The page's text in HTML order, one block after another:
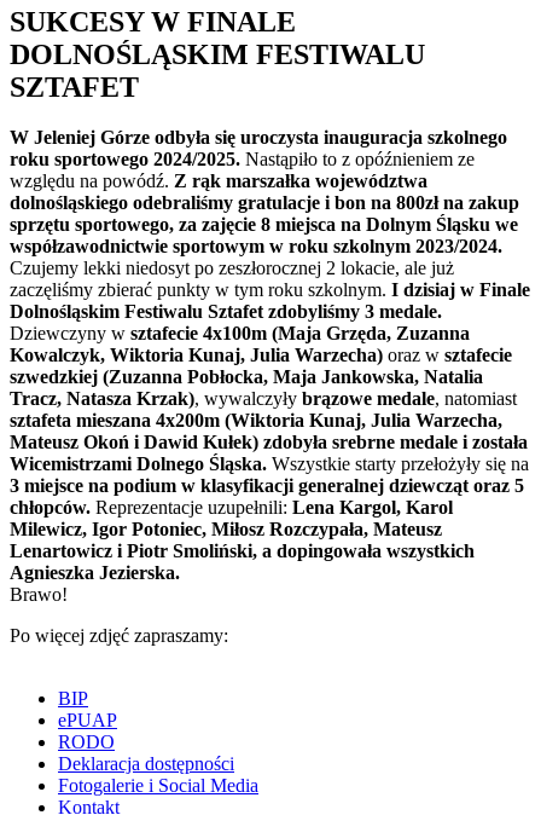
SUKCESY W FINALE
DOLNOŚLĄSKIM FESTIWALU
SZTAFET
W Jeleniej Górze odbyła się uroczysta inauguracja szkolnego
roku sportowego 2024/2025. Nastąpiło to z opóźnieniem ze
względu na powódź. Z rąk marszałka województwa
dolnośląskiego odebraliśmy gratulacje i bon na 800zł na zakup
sprzętu sportowego, za zajęcie 8 miejsca na Dolnym Śląsku we
współzawodnictwie sportowym w roku szkolnym 2023/2024.
Czujemy lekki niedosyt po zeszłorocznej 2 lokacie, ale już
zaczęliśmy zbierać punkty w tym roku szkolnym. I dzisiaj w Finale
Dolnośląskim Festiwalu Sztafet zdobyliśmy 3 medale.
Dziewczyny w sztafecie 4x100m (Maja Grzęda, Zuzanna
Kowalczyk, Wiktoria Kunaj, Julia Warzecha) oraz w sztafecie
szwedzkiej (Zuzanna Pobłocka, Maja Jankowska, Natalia
Tracz, Natasza Krzak), wywalczyły brązowe medale, natomiast
sztafeta mieszana 4x200m (Wiktoria Kunaj, Julia Warzecha,
Mateusz Okoń i Dawid Kułek) zdobyła srebrne medale i została
Wicemistrzami Dolnego Śląska. Wszystkie starty przełożyły się na
3 miejsce na podium w klasyfikacji generalnej dziewcząt oraz 5
chłopców. Reprezentacje uzupełnili: Lena Kargol, Karol
Milewicz, Igor Potoniec, Miłosz Rozczypała, Mateusz
Lenartowicz i Piotr Smoliński, a dopingowała wszystkich
Agnieszka Jezierska.
Brawo!
Po więcej zdjęć zapraszamy:
BIP
ePUAP
RODO
Deklaracja dostępności
Fotogalerie i Social Media
Kontakt